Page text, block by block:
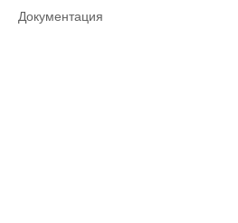
Документация